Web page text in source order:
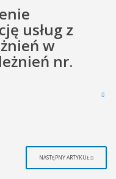
usług z
w
nr.
NASTĘPNY ARTYKUŁ